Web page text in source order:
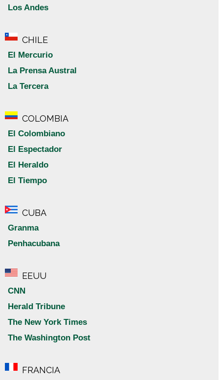
Los Andes
CHILE
El Mercurio
La Prensa Austral
La Tercera
COLOMBIA
El Colombiano
El Espectador
El Heraldo
El Tiempo
CUBA
Granma
Penhacubana
EEUU
CNN
Herald Tribune
The New York Times
The Washington Post
FRANCIA